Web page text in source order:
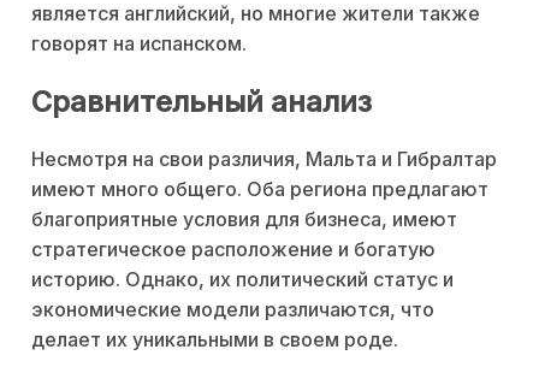
является английский, но многие жители также
говорят на испанском.
Сравнительный анализ
Несмотря на свои различия, Мальта и Гибралтар
имеют много общего. Оба региона предлагают
благоприятные условия для бизнеса, имеют
стратегическое расположение и богатую
историю. Однако, их политический статус и
экономические модели различаются, что
делает их уникальными в своем роде.